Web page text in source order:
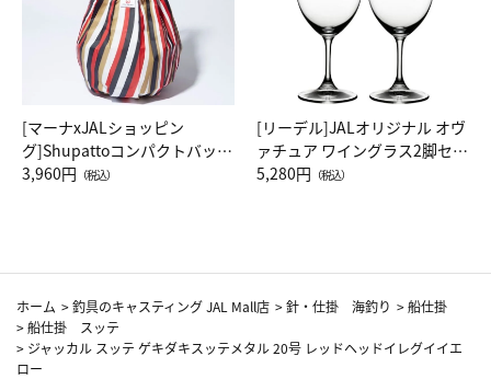
[マーナxJALショッピン
グ]Shupattoコンパクトバッグ
Drop JAL客室乗務員（LC）ス
3,960円 （税込）
[リーデル]JALオリジナル オヴ
ァチュア ワイングラス2脚セッ
ト（レッドワイン）
5,280円 （税込）
ホーム >釣具のキャスティング JAL Mall店 >針・仕掛 海釣り >船仕掛
>船仕掛 スッテ
> ジャッカル スッテ ゲキダキスッテメタル 20号 レッドヘッドイレグイイエ
ロー